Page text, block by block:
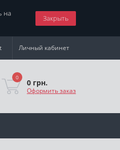
на
Закрыть
Личный кабинет
0
0 грн.
Оформить заказ